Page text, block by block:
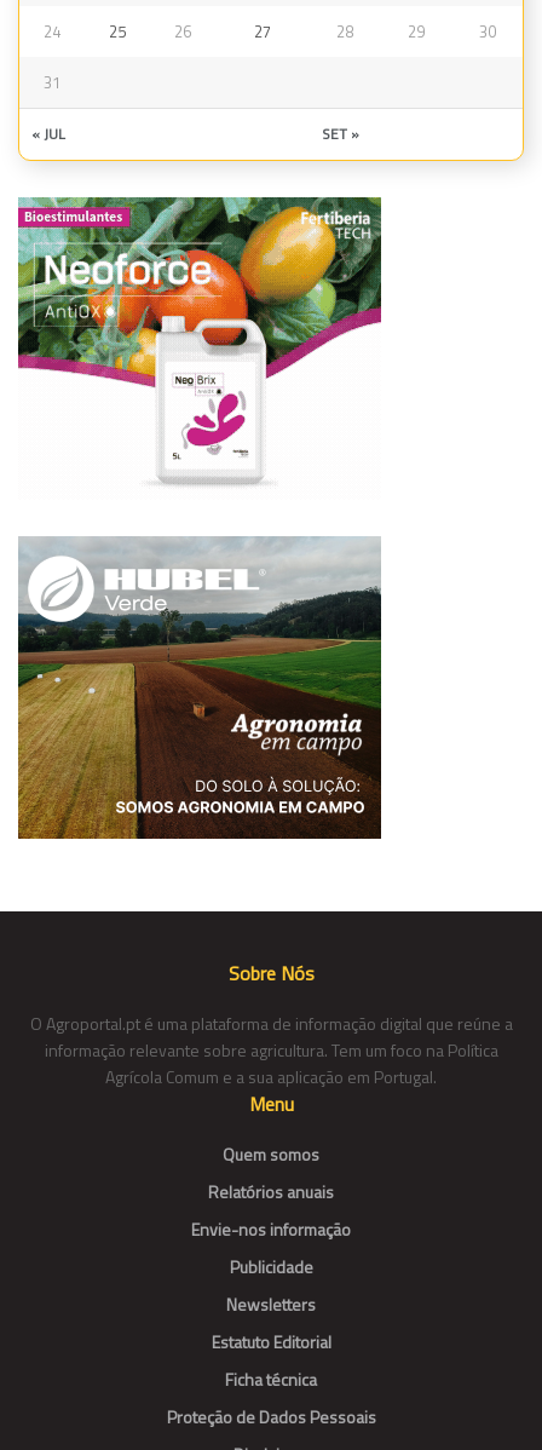
24 25 26 27 28 29 30
31
« JUL SET »
Sobre Nós
O Agroportal.pt é uma plataforma de informação digital que reúne a
informação relevante sobre agricultura. Tem um foco na Política
Agrícola Comum e a sua aplicação em Portugal.
Menu
Quem somos
Relatórios anuais
Envie-nos informação
Publicidade
Newsletters
Estatuto Editorial
Ficha técnica
Proteção de Dados Pessoais